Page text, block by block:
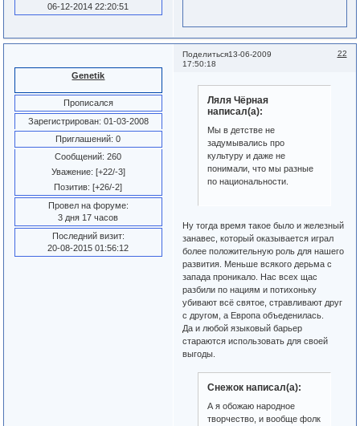
06-12-2014 22:20:51
Поделиться 22
13-06-2009
17:50:18
Genetik
Прописался
Зарегистрирован: 01-03-2008
Приглашений: 0
Сообщений: 260
Уважение: [+22/-3]
Позитив: [+26/-2]
Провел на форуме:
3 дня 17 часов
Последний визит:
20-08-2015 01:56:12
Ляля Чёрная
написал(а):
Мы в детстве не
задумывались про
культуру и даже не
понимали, что мы разные
по национальности.
Ну тогда время такое было и железный
занавес, который оказывается играл
более положительную роль для нашего
развития. Меньше всякого дерьма с
запада проникало. Нас всех щас
разбили по нациям и потихоньку
убивают всё святое, стравливают друг
с другом, а Европа объеденилась.
Да и любой языковый барьер
стараются использовать для своей
выгоды.
Снежок написал(а):
А я обожаю народное
творчество, и вообще фолк